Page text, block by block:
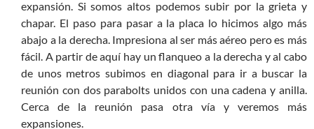
expansión. Si somos altos podemos subir por la grieta y
chapar. El paso para pasar a la placa lo hicimos algo más
abajo a la derecha. Impresiona al ser más aéreo pero es más
fácil. A partir de aquí hay un flanqueo a la derecha y al cabo
de unos metros subimos en diagonal para ir a buscar la
reunión con dos parabolts unidos con una cadena y anilla.
Cerca de la reunión pasa otra vía y veremos más
expansiones.